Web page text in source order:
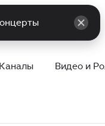
Каналы Видео и